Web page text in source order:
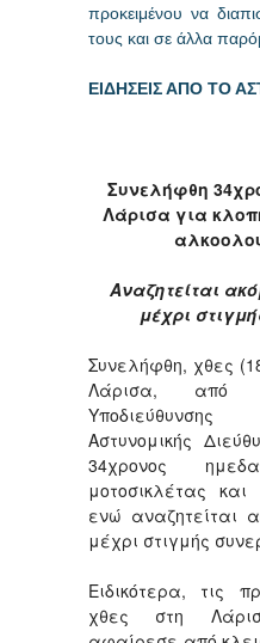
προκειμένου να
τους και σε άλλα
ΕΙΔΗΣΕΙΣ ΑΠΟ ΤΟ
Συνελήφθη
Λάρισα για
Αναζητείται
μέχρι
Συνελήφθη, χθες
Λάρισα, από
Αστυνομικής
34χρονος
μοτοσικλέτας
ενώ αναζητείται
μέχρι στιγμής
Ειδικότερα, τις
χθες στη